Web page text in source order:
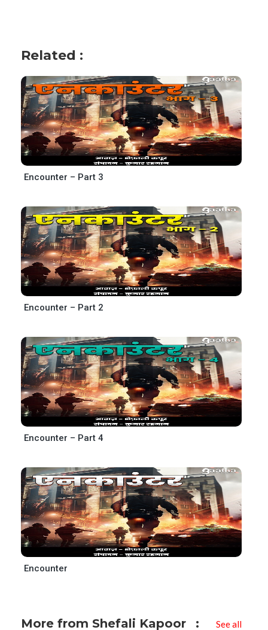
Related :
Encounter – Part 3
Encounter – Part 2
Encounter – Part 4
Encounter
More from Shefali Kapoor See all